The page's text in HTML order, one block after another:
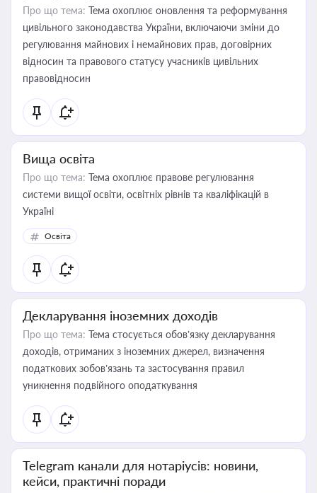
Про що тема: Тема охоплює оновлення та реформування
цивільного законодавства України, включаючи зміни до
регулювання майнових і немайнових прав, договірних
відносин та правового статусу учасників цивільних
правовідносин
Вища освіта
Про що тема: Тема охоплює правове регулювання
системи вищої освіти, освітніх рівнів та кваліфікацій в
Україні
Освіта
Декларування іноземних доходів
Про що тема: Тема стосується обов’язку декларування
доходів, отриманих з іноземних джерел, визначення
податкових зобов’язань та застосування правил
уникнення подвійного оподаткування
Telegram канали для нотаріусів: новини,
кейси, практичні поради